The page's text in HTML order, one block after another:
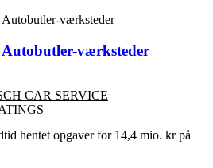
værksteder
værksteder
CAR SERVICE
hentet opgaver for 14,4 mio. kr på